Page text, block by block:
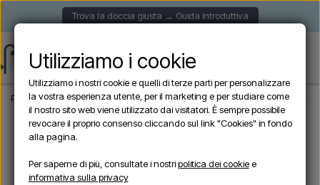
Trova la doccia giusta → Guida introduttiva
Pagina iniziale Doccia da giardino Docce autoportanti Sined OLBIA NERA
Utilizziamo i cookie
Utilizziamo i nostri cookie e quelli di terze parti per personalizzare
la vostra esperienza utente, per il marketing e per studiare come
il nostro sito web viene utilizzato dai visitatori. È sempre possibile
revocare il proprio consenso cliccando sul link "Cookies" in fondo
alla pagina.
Per saperne di più, consultate i nostripolitica dei cookiee
informativa sulla privacy